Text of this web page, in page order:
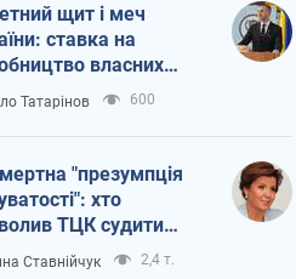
щит і меч
ставка на
власних
Татарінов 600
"презумпція
хто
ТЦК судити
захисників
Ставнійчук 2,4 т.